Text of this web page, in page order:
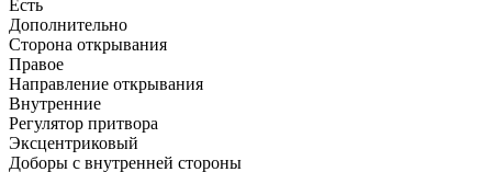
Есть
Дополнительно
Сторона открывания
Правое
Направление открывания
Внутренние
Регулятор притвора
Эксцентриковый
Доборы с внутренней стороны